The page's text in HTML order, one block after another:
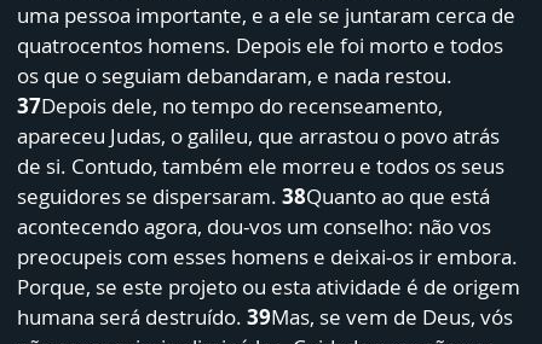
uma pessoa importante, e a ele se juntaram cerca de
quatrocentos homens. Depois ele foi morto e todos
os que o seguiam debandaram, e nada restou.
37Depois dele, no tempo do recenseamento,
apareceu Judas, o galileu, que arrastou o povo atrás
de si. Contudo, também ele morreu e todos os seus
seguidores se dispersaram. 38Quanto ao que está
acontecendo agora, dou-vos um conselho: não vos
preocupeis com esses homens e deixai-os ir embora.
Porque, se este projeto ou esta atividade é de origem
humana será destruído. 39Mas, se vem de Deus, vós